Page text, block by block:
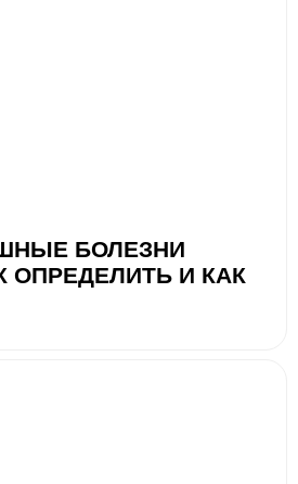
БОЛЕЗНИ
ОПРЕДЕЛИТЬ И КАК